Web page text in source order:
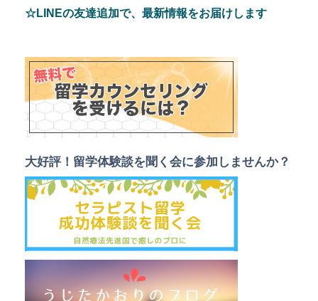
☆LINEの友達追加で、最新情報をお届けします
大好評！留学体験談を聞く会に参加しませんか？